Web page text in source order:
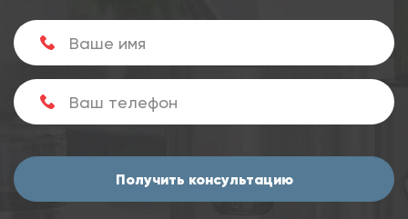
Получить консультацию